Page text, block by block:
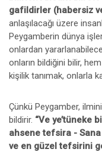
gafildirler (habersiz
anlaşılacağı üzere
Peygamberin dünya
onlardan
onların bildiğini bilir,
kişilik tanımak, onlarla
Çünkü Peygamber,
bildirir. “Ve ye’tüneke
ahsene tefsira -
ve en güzel tefsirini